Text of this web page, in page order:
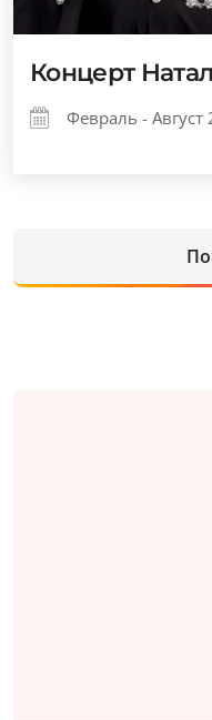
Концерт
Февраль - Август